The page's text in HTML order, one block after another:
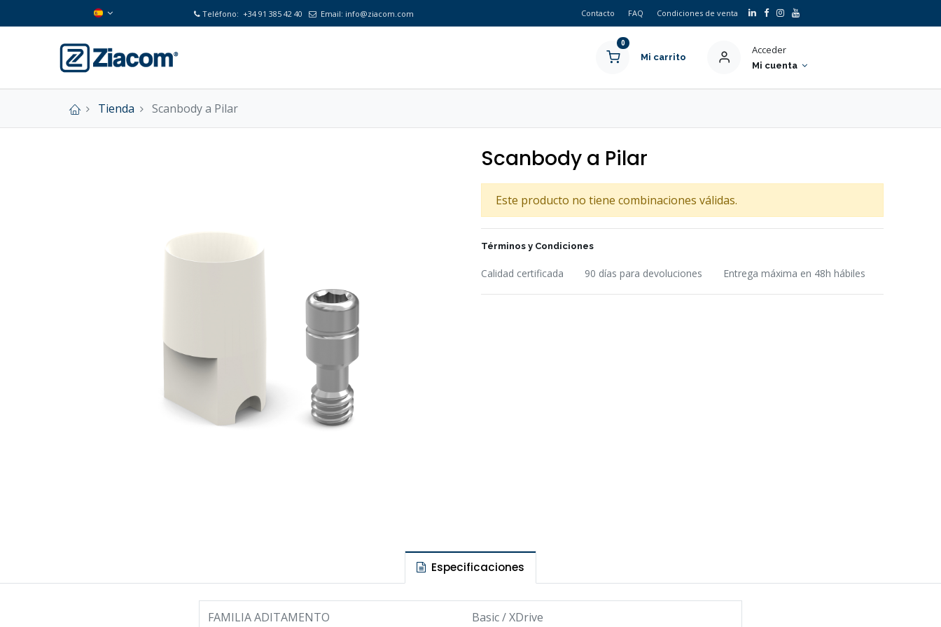
Teléfono: +34 91 385 42 40 Email: info@ziacom.com Contacto FAQ Condiciones de venta
0
Mi carrito
Acceder
Mi cuenta
Tienda Scanbody a Pilar
Scanbody a Pilar
Este producto no tiene combinaciones válidas.
Términos y Condiciones
Calidad certificada 90 días para devoluciones Entrega máxima en 48h hábiles
Especificaciones
FAMILIA ADITAMENTO Basic/XDrive